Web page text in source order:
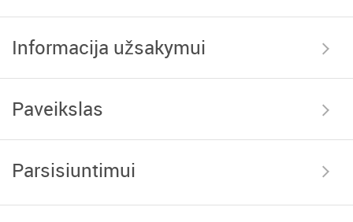
Informacija užsakymui
Paveikslas
Parsisiuntimui